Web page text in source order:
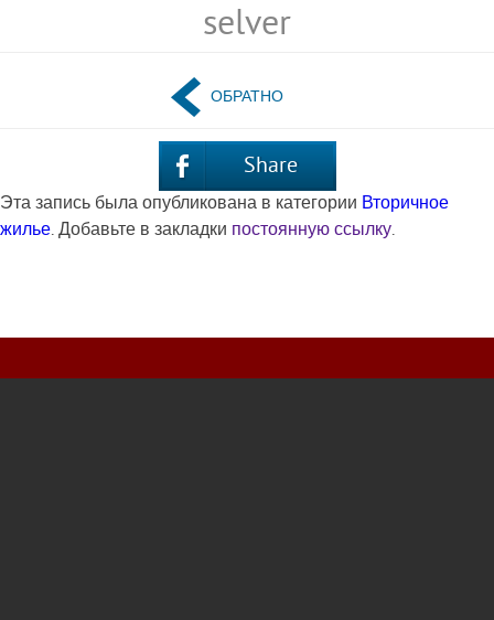
selver
ОБРАТНО
Share
Эта запись была опубликована в категории Вторичное
жилье. Добавьте в закладки постоянную ссылку.